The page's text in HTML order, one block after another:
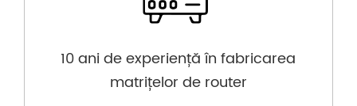
10 ani de experiență în fabricarea
matrițelor de router